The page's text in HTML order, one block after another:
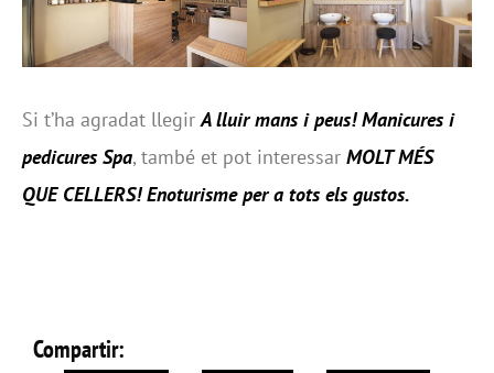
Si t’ha agradat llegirA lluir mans i peus! Manicures i
pedicures Spa, també et pot interessar MOLT MÉS
QUE CELLERS! Enoturisme per a tots els gustos.
Compartir: